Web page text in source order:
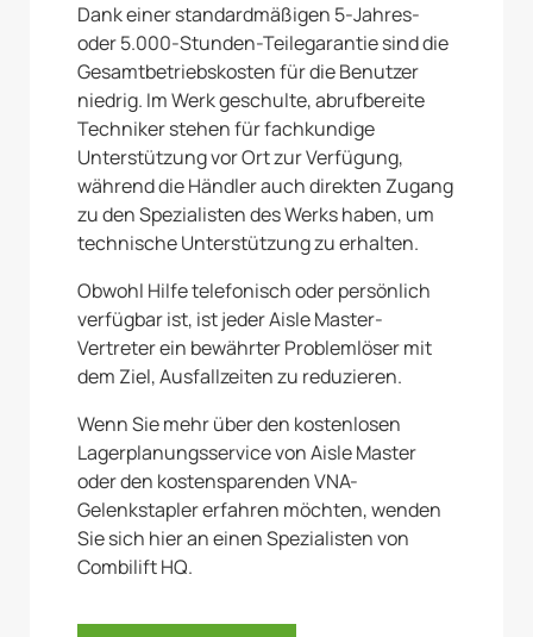
Dank einer standardmäßigen 5-Jahres-
oder 5.000-Stunden-Teilegarantie sind die
Gesamtbetriebskosten für die Benutzer
niedrig. Im Werk geschulte, abrufbereite
Techniker stehen für fachkundige
Unterstützung vor Ort zur Verfügung,
während die Händler auch direkten Zugang
zu den Spezialisten des Werks haben, um
technische Unterstützung zu erhalten.
Obwohl Hilfe telefonisch oder persönlich
verfügbar ist, ist jeder Aisle Master-
Vertreter ein bewährter Problemlöser mit
dem Ziel, Ausfallzeiten zu reduzieren.
Wenn Sie mehr über den kostenlosen
Lagerplanungsservice von Aisle Master
oder den kostensparenden VNA-
Gelenkstapler erfahren möchten, wenden
Sie sich hier an einen Spezialisten von
Combilift HQ.